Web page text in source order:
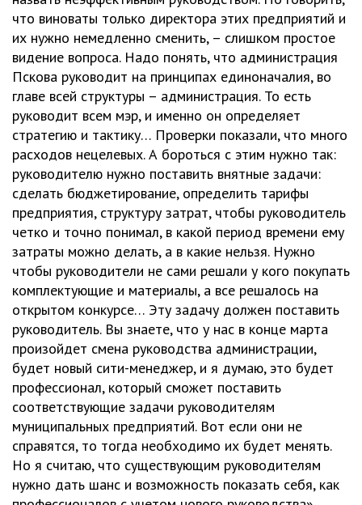
что виноваты только директора этих предприятий и
их нужно немедленно сменить, – слишком простое
видение вопроса. Надо понять, что администрация
Пскова руководит на принципах единоначалия, во
главе всей структуры – администрация. То есть
руководит всем мэр, и именно он определяет
стратегию и тактику… Проверки показали, что много
расходов нецелевых. А бороться с этим нужно так:
руководителю нужно поставить внятные задачи:
сделать бюджетирование, определить тарифы
предприятия, структуру затрат, чтобы руководитель
четко и точно понимал, в какой период времени ему
затраты можно делать, а в какие нельзя. Нужно
чтобы руководители не сами решали у кого покупать
комплектующие и материалы, а все решалось на
открытом конкурсе… Эту задачу должен поставить
руководитель. Вы знаете, что у нас в конце марта
произойдет смена руководства администрации,
будет новый сити-менеджер, и я думаю, это будет
профессионал, который сможет поставить
соответствующие задачи руководителям
муниципальных предприятий. Вот если они не
справятся, то тогда необходимо их будет менять.
Но я считаю, что существующим руководителям
нужно дать шанс и возможность показать себя, как